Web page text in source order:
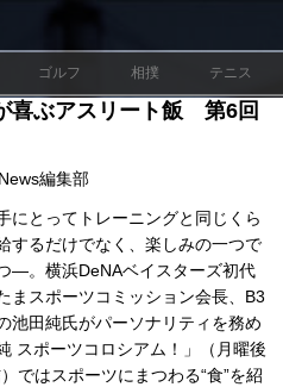
ゴルフ 相撲 テニス
喜ぶアスリート飯 第6回
編集部
にとってトレーニングと同じくら
するだけでなく、楽しみの一つで
―。横浜DeNAベイスターズ初代
まスポーツコミッション会長、B3
池田純氏がパーソナリティを務め
スポーツコロシアム！」（月曜後
ではスポーツにまつわる“食”を紹